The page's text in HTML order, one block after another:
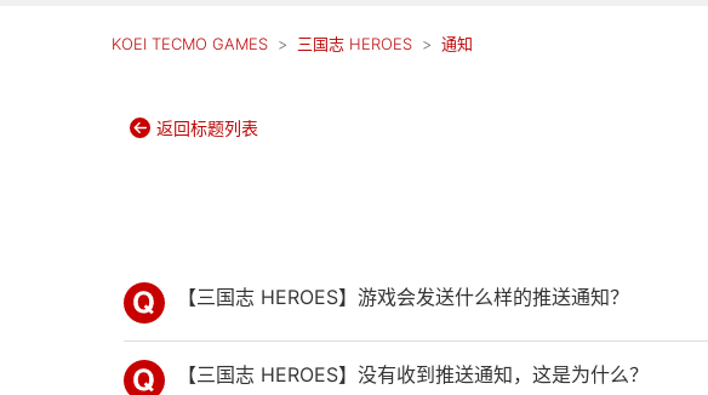
KOEI TECMO GAMES 三国志 HEROES 通知
返回标题列表
【三国志 HEROES】游戏会发送什么样的推送通知？
【三国志 HEROES】没有收到推送通知，这是为什么？